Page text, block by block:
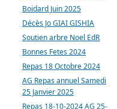
Boidard Juin 2025
Décès Jo GIAI GISHIA
Soutien arbre Noel EdR
Bonnes Fetes 2024
Repas 18 Octobre 2024
AG Repas annuel Samedi
25 Janvier 2025
Repas 18-10-2024 AG 25-